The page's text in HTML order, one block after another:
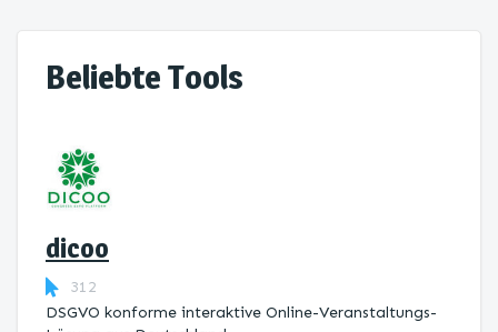
Beliebte Tools
dicoo
312
DSGVO konforme interaktive Online-Veranstaltungs-